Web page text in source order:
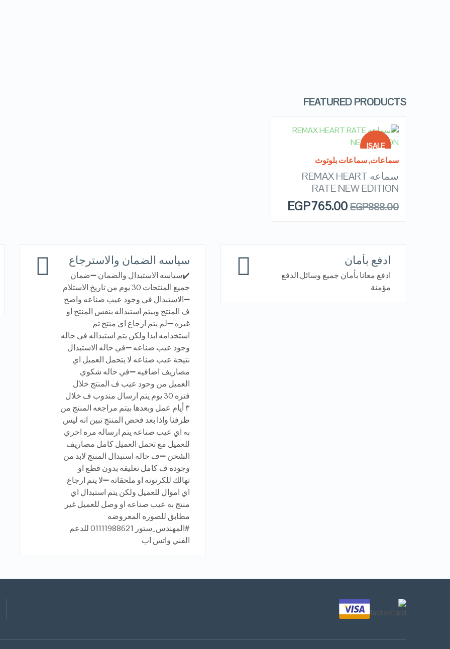
FEATURED PRODUCTS
SALE!
OUT OF
STOCK
QUICK LOOK
سماعات,سماعات بلوتوث
سماعه REMAX HEART
RATE NEW EDITION
EGP888.00
EGP765.00
ادفع بأمان
ادفع معانا بأمان جميع وسائل الدفع
مؤمنة
سياسه الضمان والاسترجاع
✔️سياسه الاستبدال والضمان ➖ضمان
جميع المنتجات 30 يوم من تاريخ الاستلام
➖الاستبدال في وجود عيب صناعه واضح
ف المنتج وبيتم استبداله بنفس المنتج او
غيره ➖لم يتم ارجاع اي منتج تم
استخدامه ابدا ولكن يتم استبداله في حاله
وجود عيب صناعه ➖في حاله الاستبدال
نتيجة عيب صناعه لا يتحمل العميل اي
مصاريف اضافيه ➖في حاله شكوي
العميل من وجود عيب ف المنتج خلال
فتره 30 يوم يتم ارسال مندوب ف خلال
٣ أيام عمل وبعدها بيتم مراجعه المنتج من
طرفنا واذا بعد فحص المنتج تبين انه ليس
به اي عيب صناعه يتم ارساله مره اخري
للعميل مع تحمل العميل كامل مصاريف
الشحن ➖ف حاله استبدال المنتج لابد من
وجوده ف كامل تغليفه بدون قطع او
تهالك للكرتونه او ملحقاته ➖لا يتم ارجاع
اي اموال للعميل ولكن يتم استبدال اي
منتج به عيب صناعه او وصل للعميل غير
مطابق للصوره المعروضه
#المهندس_ستور 01111988621 للدعم
الفني واتس اب